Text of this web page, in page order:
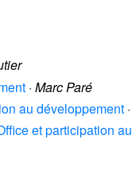
· Marc Paré
au développement ·
et participation au